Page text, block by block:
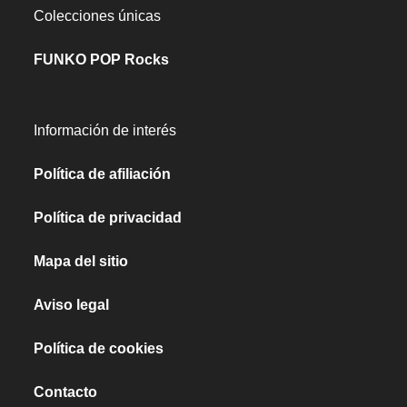
Colecciones únicas
FUNKO POP Rocks
Información de interés
Política de afiliación
Política de privacidad
Mapa del sitio
Aviso legal
Política de cookies
Contacto